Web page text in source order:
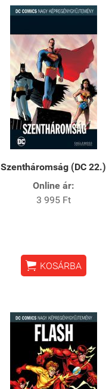
Szentháromság (DC 22.)
Online ár:
3 995 Ft
 KOSÁRBA